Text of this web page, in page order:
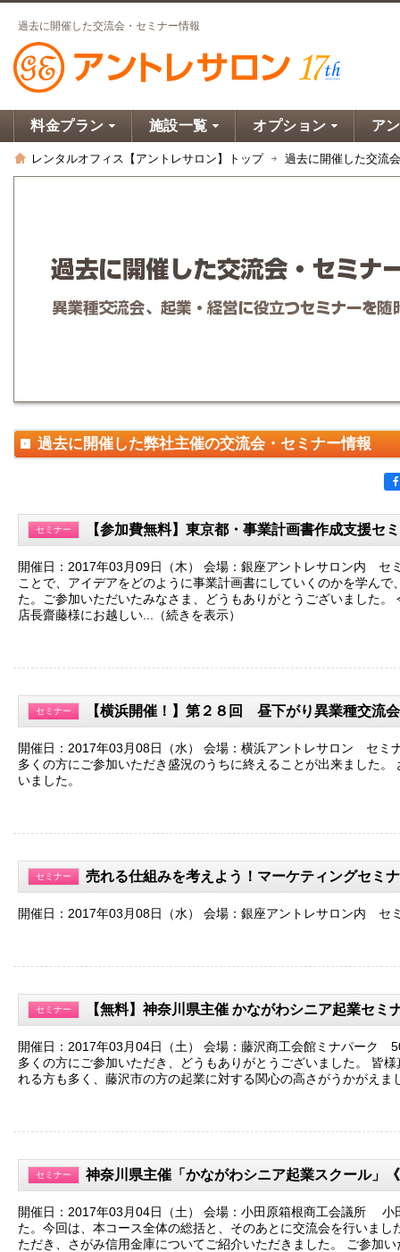
過去に開催した交流会・セミナー情報
料金プラン 施設一覧 オプション ア
レンタルオフィス【アントレサロン】トップ 過去に開催した交流
過去に開催した弊社主催の交流会・セミナー情報
セミナー 【参加費無料】東京都・事業計画書作成支援セ
開催日：2017年03月09日（木） 会場：銀座アントレサロン内 セ
ことで、アイデアをどのように事業計画書にしていくのかを学ん
た。ご参加いただいたみなさま、どうもありがとうございました
店長齋藤様にお越しい...（続きを表示）
セミナー 【横浜開催！】第２８回 昼下がり異業種交流会
開催日：2017年03月08日（水） 会場：横浜アントレサロン セミ
多くの方にご参加いただき盛況のうちに終えることが出来ました
いました。
セミナー 売れる仕組みを考えよう！マーケティングセミ
開催日：2017年03月08日（水） 会場：銀座アントレサロン内 セ
セミナー 【無料】神奈川県主催 かながわシニア起業セミ
開催日：2017年03月04日（土） 会場：藤沢商工会館ミナパーク
多くの方にご参加いただき、どうもありがとうございました。 皆
れる方も多く、藤沢市の方の起業に対する関心の高さがうかがえま
セミナー 神奈川県主催「かながわシニア起業スクール」
開催日：2017年03月04日（土） 会場：小田原箱根商工会議所 小
た。今回は、本コース全体の総括と、そのあとに交流会を行いま
ただき、さがみ信用金庫についてご紹介いただきました。 ご参加